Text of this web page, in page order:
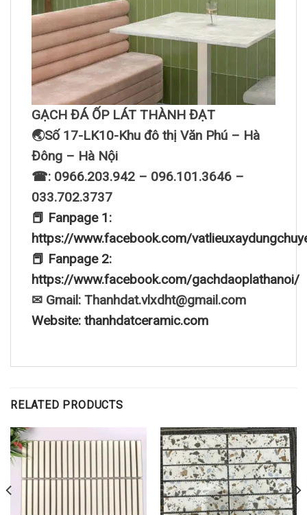
GẠCH ĐÁ ỐP LÁT THÀNH ĐẠT
🌏Số 17-LK10-Khu đô thị Văn Phú – Hà
Đông – Hà Nội
☎: 0966.203.942 – 096.101.3646 –
033.702.3737
📕 Fanpage 1:
https://www.facebook.com/
📕 Fanpage 2:
https://www.facebook.com/gachdaoplathanoi/
✉ Gmail: Thanhdat.vlxdht@gmail.com
Website: thanhdatceramic.com
RELATED PRODUCTS